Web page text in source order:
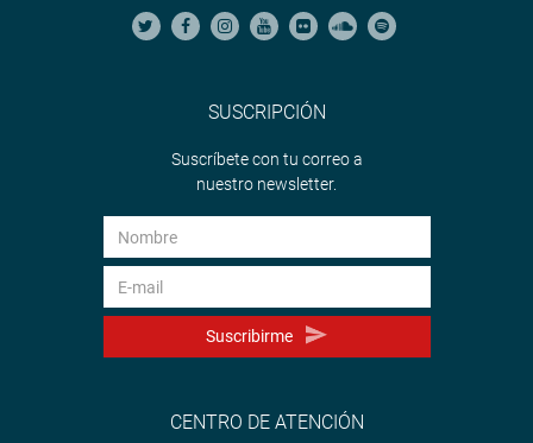
SUSCRIPCIÓN
Suscríbete con tu correo a
nuestro newsletter.
Suscribirme
CENTRO DE ATENCIÓN